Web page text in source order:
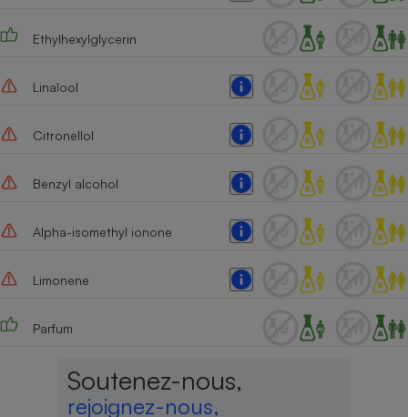
Ethylhexylglycerin
Linalool
Citronellol
Benzyl alcohol
Alpha-isomethyl ionone
Limonene
Parfum
Soutenez-nous,
rejoignez-nous,